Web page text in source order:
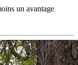
un avantage